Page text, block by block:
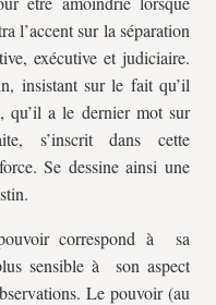
l’accent sur la séparation
exécutive et judiciaire.
insistant sur le fait qu’il
qu’il a le dernier mot sur
s’inscrit dans cette
Se dessine ainsi une
correspond à sa
sensible à son aspect
Le pouvoir (au